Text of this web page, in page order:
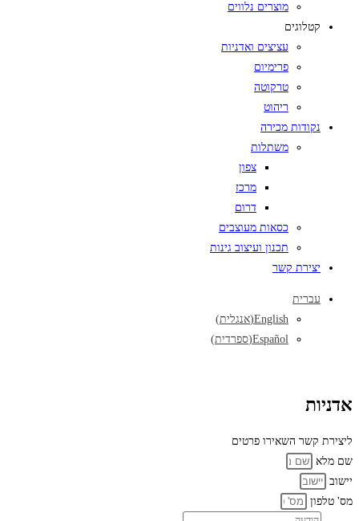
מוצרים נלווים
קטלוגים
עציצים ואדניות
פרימיום
טרקוטה
ריהוט
נקודות מכירה
משתלות
צפון
מרכז
דרום
כסאות מעוצבים
תכנון ועיצוב גינות
יצירת קשר
עברית
English
(אנגלית)
Español
(ספרדית)
אדניות
ליצירת קשר השאירו פרטים
שם מלא
יישוב
מס' טלפון